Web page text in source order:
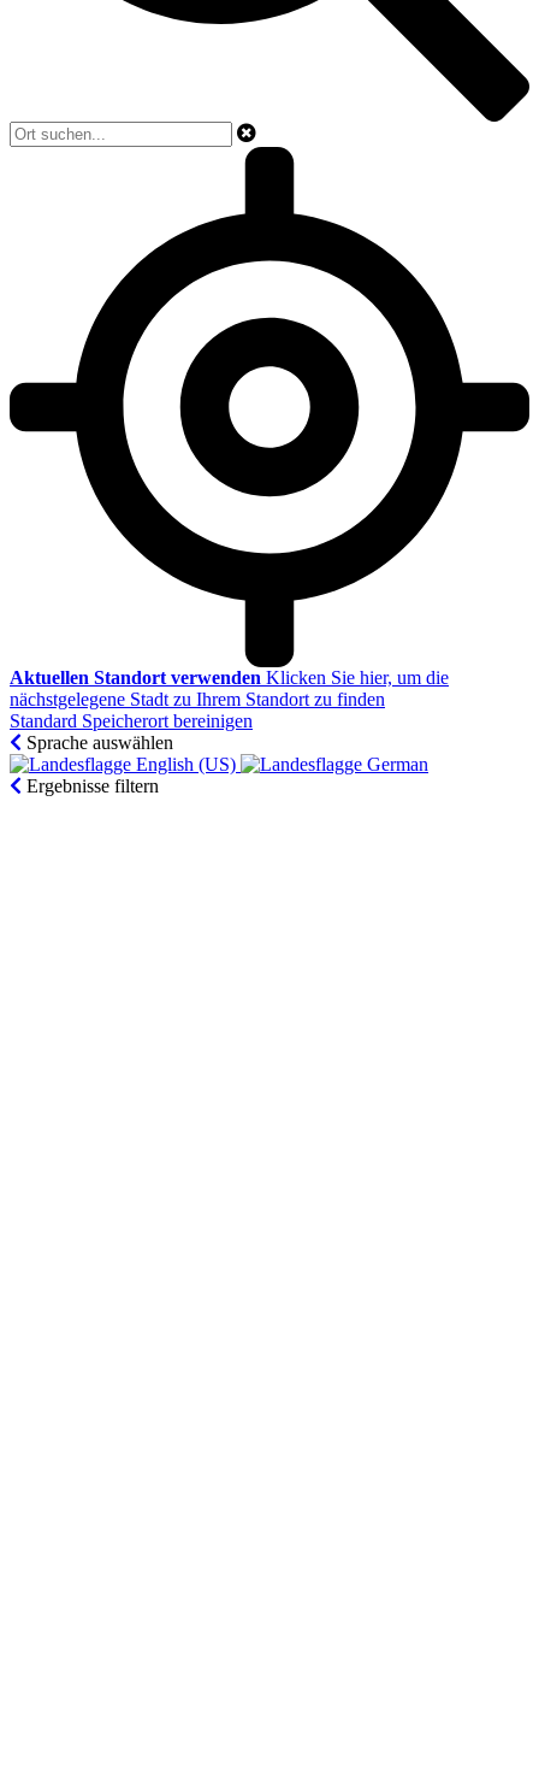
Aktuellen Standort verwenden Klicken Sie hier, um die
nächstgelegene Stadt zu Ihrem Standort zu finden
Standard Speicherort bereinigen
Sprache auswählen
English (US)‎
German‎
Ergebnisse filtern